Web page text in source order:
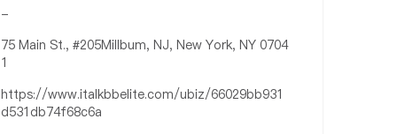
-
75 Main St., #205Millbum, NJ, New York, NY 0704
1
https://www.italkbbelite.com/ubiz/66029bb931
d531db74f68c6a